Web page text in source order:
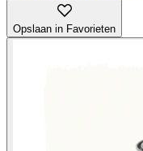
Opslaan in Favorieten